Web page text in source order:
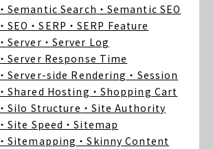
・Semantic Search ・Semantic SEO
・SEO ・SERP ・SERP Feature
・Server ・Server Log
・Server Response Time
・Server-side Rendering ・Session
・Shared Hosting ・Shopping Cart
・Silo Structure ・Site Authority
・Site Speed ・Sitemap
・Sitemapping ・Skinny Content